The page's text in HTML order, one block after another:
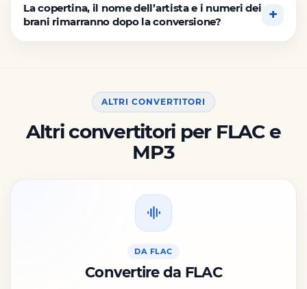
La copertina, il nome dell’artista e i numeri dei
brani rimarranno dopo la conversione?
ALTRI CONVERTITORI
Altri convertitori per FLAC e
MP3
DA FLAC
Convertire da FLAC